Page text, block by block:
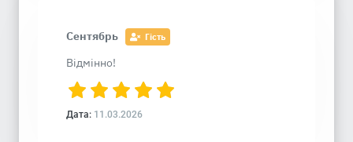
Сентябрь Гість
Відмінно!
Дата: 11.03.2026